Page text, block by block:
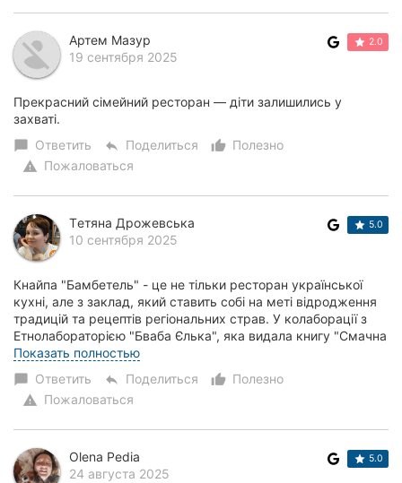
Артем Мазур
19 сентября 2025
2.0
Прекрасний сімейний ресторан — діти залишились у
захваті.
chat_bubble Ответить reply Поделиться thumb_up_alt
Полезно
warning Пожаловаться
Tетяна Дрожевська
10 сентября 2025
5.0
Кнайпа "Бамбетель" - це не тільки ресторан української
кухні, але з заклад, який ставить собі на меті відродження
традицій та рецептів регіональних страв. У колаборації з
Етнолабораторією "Бваба Єлька", яка видала книгу "Смачна
Кропивниччина" рестора...
Показать полностью
chat_bubble Ответить reply Поделиться thumb_up_alt
Полезно
warning Пожаловаться
Olena Pedia
24 августа 2025
5.0